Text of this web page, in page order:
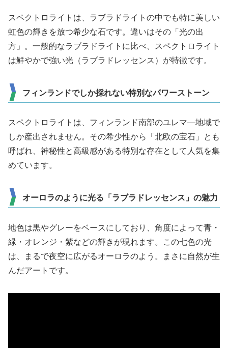
スペクトロライトは、ラブラドライトの中でも特に美しい
虹色の輝きを放つ希少な石です。違いはその「光の出
方」。一般的なラブラドライトに比べ、スペクトロライト
は鮮やかで強い光（ラブラドレッセンス）が特徴です。
フィンランドでしか採れない特別なパワーストーン
スペクトロライトは、フィンランド南部のユレマ―地域で
しか産出されません。その希少性から「北欧の宝石」とも
呼ばれ、神秘性と高級感がある特別な存在として人気を集
めています。
オーロラのように光る「ラブラドレッセンス」の魅力
地色は黒やグレーをベースにしており、角度によって青・
緑・オレンジ・紫などの輝きが現れます。この七色の光
は、まるで夜空に広がるオーロラのよう。まさに自然が生
んだアートです。